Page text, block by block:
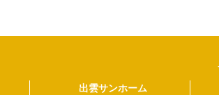
出雲サンホーム